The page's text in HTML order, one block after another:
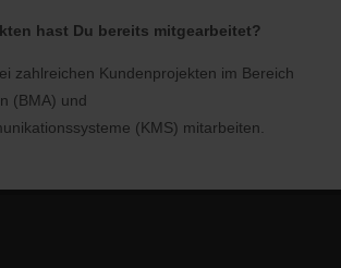
hast Du bereits mitgearbeitet?
zahlreichen Kundenprojekten im Bereich
(BMA) und
(KMS) mitarbeiten.